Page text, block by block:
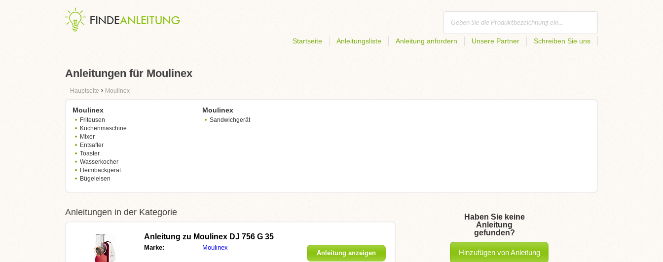
Startseite Anleitungsliste Anleitung anfordern Unsere Partner Schreiben Sie uns
Anleitungen für Moulinex
Hauptseite › Moulinex
Moulinex
Friteusen
Küchenmaschine
Mixer
Entsafter
Toaster
Wasserkocher
Heimbackgerät
Bügeleisen
Moulinex
Sandwichgerät
Anleitungen in der Kategorie
Anleitung zu Moulinex DJ 756 G 35
Marke: Moulinex
Anleitung anzeigen
Haben Sie keine
Anleitung
gefunden?
Hinzufügen von Anleitung